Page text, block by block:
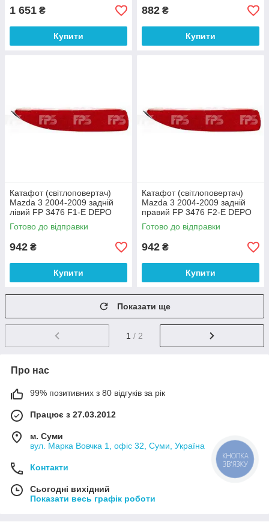
1 651 ₴
Купити
882 ₴
Купити
Катафот (світлоповертач)
Mazda 3 2004-2009 задній
лівий FP 3476 F1-E DEPO
Готово до відправки
942 ₴
Купити
Катафот (світлоповертач)
Mazda 3 2004-2009 задній
правий FP 3476 F2-E DEPO
Готово до відправки
942 ₴
Купити
Показати ще
1 / 2
Про нас
99% позитивних з 80 відгуків за рік
Працює з 27.03.2012
м. Суми
вул. Марка Вовчка 1, офіс 32, Суми, Україна
Контакти
Сьогодні вихідний
Показати весь графік роботи
КНОПКА
ЗВ'ЯЗКУ